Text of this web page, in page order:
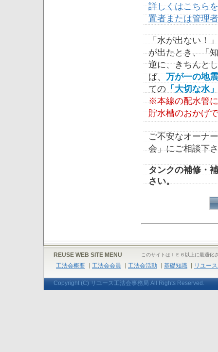
詳しくはこちら
置者または管理
「水が出ない！
が出たとき、「
逆に、きちんと
ば、 万が一の地
ての 「大切な水
※本線の配水管
貯水槽のおかげ
ご不安なオーナ
会」にご相談下
タンクの補修・
さい。
REUSE WEB SITE MENU このサイトはＩＥ６以上に最適化
工法会概要 工法会会員 工法会活動 基礎知識 リユー
Copyright (C) リユース工法会事務局 All Rights Reserved.